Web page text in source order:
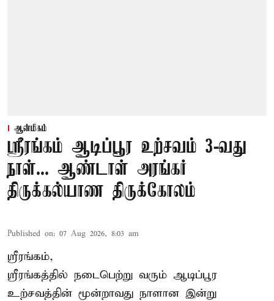
ஆன்மிகம்
ஸ்ரீரங்கம் ஆடிப்பூர உற்சவம் 3-வது
நாள்... ஆண்டாள் அரங்கர்
திருக்கல்யாண திருக்கோலம்
Published on: 07 Aug 2026, 8:03 am
ஸ்ரீரங்கம்,
ஸ்ரீரங்கத்தில் நடைபெற்று வரும் ஆடிப்பூர
உற்சவத்தின் மூன்றாவது நாளான இன்று